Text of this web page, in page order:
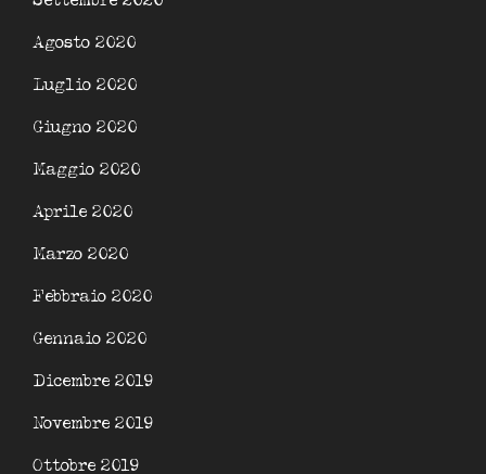
Agosto 2020
Luglio 2020
Giugno 2020
Maggio 2020
Aprile 2020
Marzo 2020
Febbraio 2020
Gennaio 2020
Dicembre 2019
Novembre 2019
Ottobre 2019